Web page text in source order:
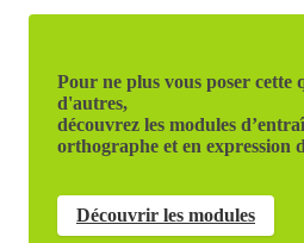
Pour ne plus vous poser cette
d'autres,
découvrez les modules
orthographe et en expression
Découvrir les modules